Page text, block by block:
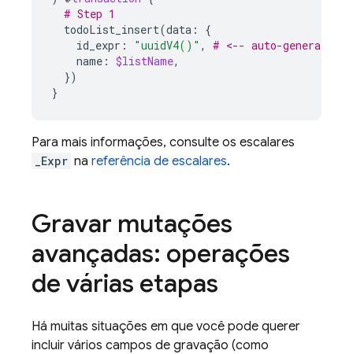
# Step 1
todoList_insert(data :
{
id_expr : "uuidV4()" ,
# <-- auto-
name : $listName,
})
}
Para mais informações, consulte os escalares
_Expr na referência de escalares.
Gravar mutações
avançadas: operações
de várias etapas
Há muitas situações em que você pode querer
incluir vários campos de gravação (como